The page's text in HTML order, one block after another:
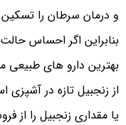
و درمان سرطان را
بنابراین اگر احساس
بهترین دارو های طبیعی
از زنجبیل تازه در آشپزی
یا مقداری زنجبیل را از